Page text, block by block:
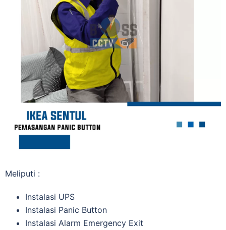
Meliputi :
Instalasi UPS
Instalasi Panic Button
Instalasi Alarm Emergency Exit